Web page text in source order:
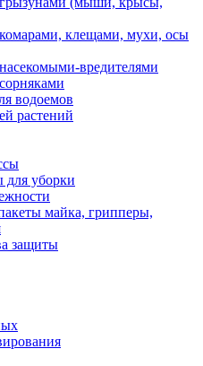
клещами, мухи, осы
вредителями
водоемов
растений
для уборки
майка, грипперы,
защиты